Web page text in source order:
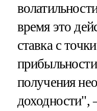
время это
ставка с
получения
доходности",